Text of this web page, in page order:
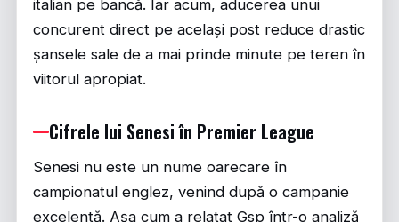
italian pe bancă. Iar acum, aducerea unui
concurent direct pe același post reduce drastic
șansele sale de a mai prinde minute pe teren în
viitorul apropiat.
Cifrele lui Senesi în Premier League
Senesi nu este un nume oarecare în
campionatul englez, venind după o campanie
excelentă. Așa cum a relatat Gsp într-o analiză